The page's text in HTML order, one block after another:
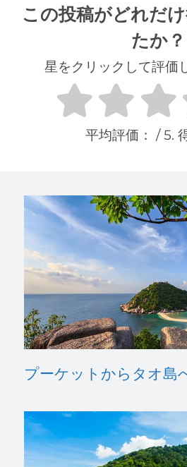
この投稿がどれだ
たか？
星をクリックして評価
平均評価： / 5.
プーケットからタオ島